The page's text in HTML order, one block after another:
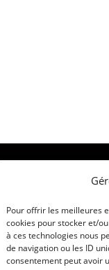
Pour offrir les meilleures
cookies pour stocker et/
à ces technologies nous
de navigation ou les ID
consentement peut avoir